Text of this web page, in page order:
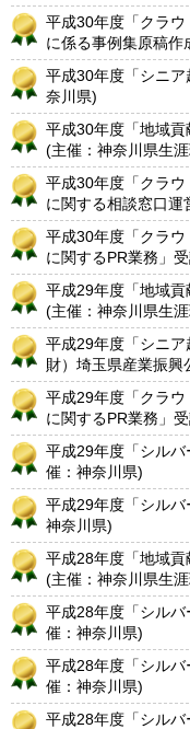
平成30年度「クラ
に係る事例集原稿作
平成30年度「シニ
奈川県)
平成30年度「地域
(主催：神奈川県生
平成30年度「クラ
に関する相談窓口運
平成30年度「クラ
に関するPR業務」
平成29年度「地域
(主催：神奈川県生
平成29年度「シニ
財）埼玉県産業振興
平成29年度「クラ
に関するPR業務」
平成29年度「シル
催：神奈川県)
平成29年度「シルバ
神奈川県)
平成28年度「地域
(主催：神奈川県生
平成28年度「シル
催：神奈川県)
平成28年度「シル
催：神奈川県)
平成28年度「シルバ